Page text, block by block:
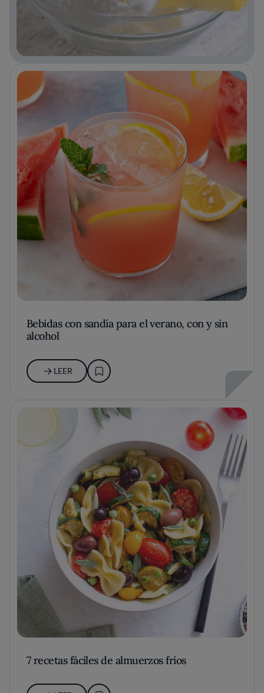
Bebidas con sandía para el verano, con y sin
alcohol
LEER
7 recetas fáciles de almuerzos fríos